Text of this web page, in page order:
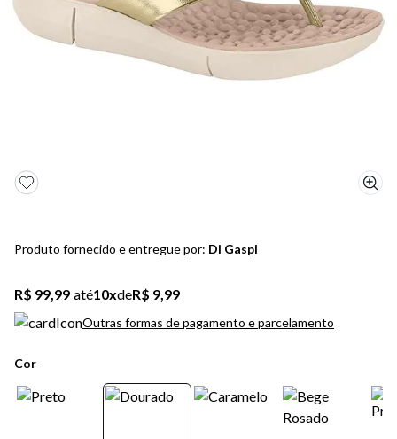
Produto fornecido e entregue por: Di Gaspi
R$ 99,99 até10xdeR$ 9,99
Outras formas de pagamento e parcelamento
Cor
º salto